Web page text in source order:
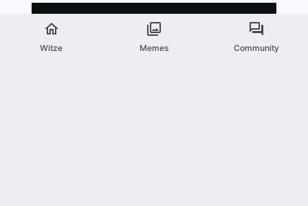
Witze Memes Community